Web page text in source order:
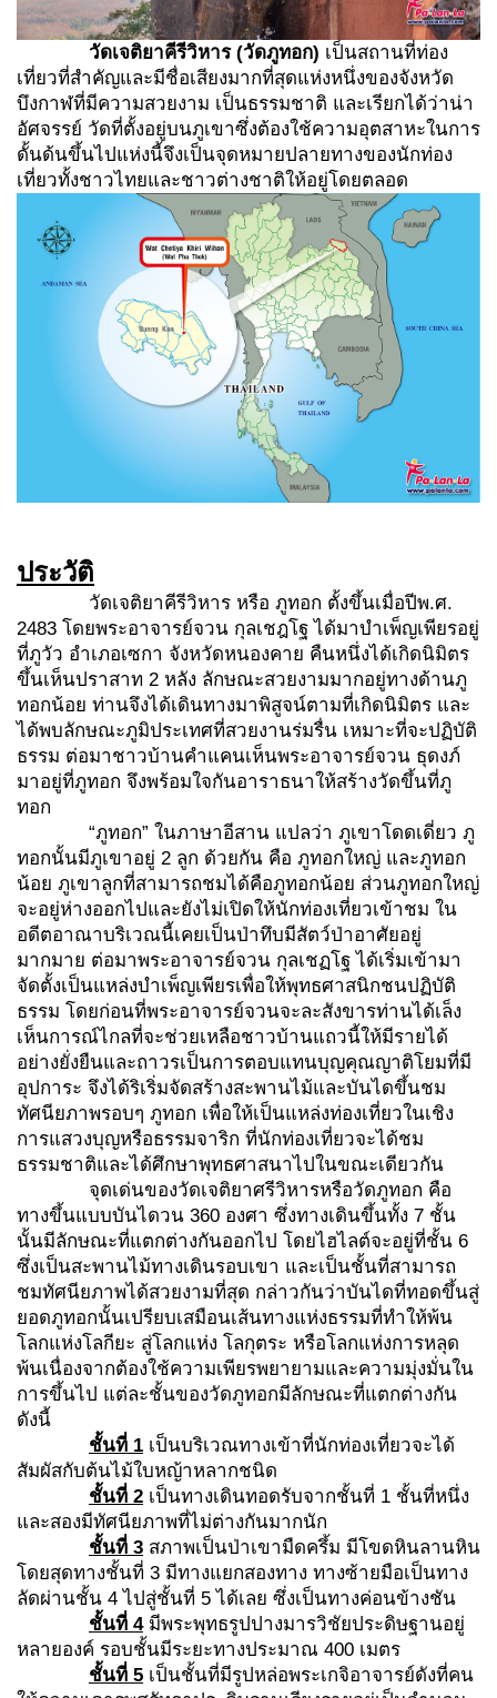
วัดเจติยาคีรีวิหาร (วัดภูทอก) เป็นสถานที่ท่อง
เที่ยวที่สำคัญและมีชื่อเสียงมากที่สุดแห่งหนึ่งของจังหวัด
บึงกาฬที่มีความสวยงาม เป็นธรรมชาติ และเรียกได้ว่าน่า
อัศจรรย์ วัดที่ตั้งอยู่บนภูเขาซึ่งต้องใช้ความอุตสาหะในการ
ดั้นด้นขึ้นไปแห่งนี้จึงเป็นจุดหมายปลายทางของนักท่อง
เที่ยวทั้งชาวไทยและชาวต่างชาติให้อยู่โดยตลอด
ประวัติ
วัดเจติยาคีรีวิหาร หรือ ภูทอก ตั้งขึ้นเมื่อปีพ.ศ.
2483 โดยพระอาจารย์จวน กุลเชฎโฐ ได้มาบำเพ็ญเพียรอยู่
ที่ภูวัว อำเภอเซกา จังหวัดหนองคาย คืนหนึ่งได้เกิดนิมิตร
ขึ้นเห็นปราสาท 2 หลัง ลักษณะสวยงามมากอยู่ทางด้านภู
ทอกน้อย ท่านจึงได้เดินทางมาพิสูจน์ตามที่เกิดนิมิตร และ
ได้พบลักษณะภูมิประเทศที่สวยงานร่มรื่น เหมาะที่จะปฏิบัติ
ธรรม ต่อมาชาวบ้านคำแคนเห็นพระอาจารย์จวน ธุดงภ์
มาอยู่ที่ภูทอก จึงพร้อมใจกันอาราธนาให้สร้างวัดขึ้นที่ภู
ทอก
“ภูทอก” ในภาษาอีสาน แปลว่า ภูเขาโดดเดี่ยว ภู
ทอกนั้นมีภูเขาอยู่ 2 ลูก ด้วยกัน คือ ภูทอกใหญ่ และภูทอก
น้อย ภูเขาลูกที่สามารถชมได้คือภูทอกน้อย ส่วนภูทอกใหญ่
จะอยู่ห่างออกไปและยังไม่เปิดให้นักท่องเที่ยวเข้าชม ใน
อดีตอาณาบริเวณนี้เคยเป็นป่าทึบมีสัตว์ป่าอาศัยอยู่
มากมาย ต่อมาพระอาจารย์จวน กุลเชฏโฐ ได้เริ่มเข้ามา
จัดตั้งเป็นแหล่งบำเพ็ญเพียรเพื่อให้พุทธศาสนิกชนปฏิบัติ
ธรรม โดยก่อนที่พระอาจารย์จวนจะละสังขารท่านได้เล็ง
เห็นการณ์ไกลที่จะช่วยเหลือชาวบ้านแถวนี้ให้มีรายได้
อย่างยั่งยืนและถาวรเป็นการตอบแทนบุญคุณญาติโยมที่มี
อุปการะ จึงได้ริเริ่มจัดสร้างสะพานไม้และบันไดขึ้นชม
ทัศนียภาพรอบๆ ภูทอก เพื่อให้เป็นแหล่งท่องเที่ยวในเชิง
การแสวงบุญหรือธรรมจาริก ที่นักท่องเที่ยวจะได้ชม
ธรรมชาติและได้ศึกษาพุทธศาสนาไปในขณะเดียวกัน
จุดเด่นของวัดเจติยาศรีวิหารหรือวัดภูทอก คือ
ทางขึ้นแบบบันไดวน 360 องศา ซึ่งทางเดินขึ้นทั้ง 7 ชั้น
นั้นมีลักษณะที่แตกต่างกันออกไป โดยไฮไลต์จะอยู่ที่ชั้น 6
ซึ่งเป็นสะพานไม้ทางเดินรอบเขา และเป็นชั้นที่สามารถ
ชมทัศนียภาพได้สวยงามที่สุด กล่าวกันว่าบันไดที่ทอดขึ้นสู่
ยอดภูทอกนั้นเปรียบเสมือนเส้นทางแห่งธรรมที่ทำให้พ้น
โลกแห่งโลกียะ สู่โลกแห่ง โลกุตระ หรือโลกแห่งการหลุด
พ้นเนื่องจากต้องใช้ความเพียรพยายามและความมุ่งมั่นใน
การขึ้นไป แต่ละชั้นของวัดภูทอกมีลักษณะที่แตกต่างกัน
ดังนี้
ชั้นที่ 1 เป็นบริเวณทางเข้าที่นักท่องเที่ยวจะได้
สัมผัสกับต้นไม้ใบหญ้าหลากชนิด
ชั้นที่ 2 เป็นทางเดินทอดรับจากชั้นที่ 1 ชั้นที่หนึ่ง
และสองมีทัศนียภาพที่ไม่ต่างกันมากนัก
ชั้นที่ 3 สภาพเป็นป่าเขามืดครึ้ม มีโขดหินลานหิน
โดยสุดทางชั้นที่ 3 มีทางแยกสองทาง ทางซ้ายมือเป็นทาง
ลัดผ่านชั้น 4 ไปสู่ชั้นที่ 5 ได้เลย ซึ่งเป็นทางค่อนข้างชัน
ชั้นที่ 4มีพระพุทธรูปปางมารวิชัยประดิษฐานอยู่
หลายองค์ รอบชั้นมีระยะทางประมาณ 400 เมตร
ชั้นที่ 5 เป็นชั้นที่มีรูปหล่อพระเกจิอาจารย์ดังที่คน